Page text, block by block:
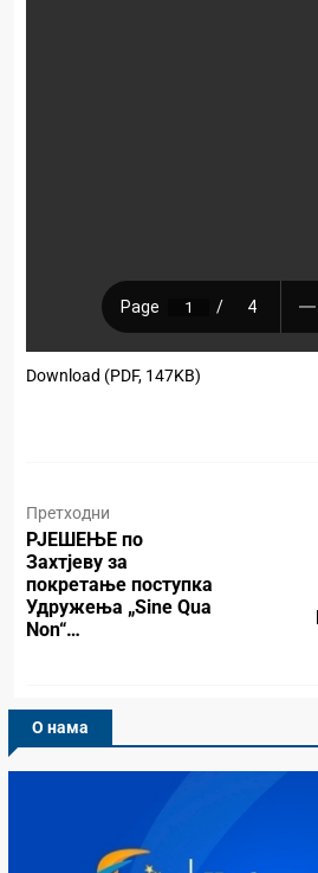
Download (PDF, 147KB)
Претходни
РЈЕШЕЊЕ по
Захтјеву за
покретање поступка
Удружења „Sine Qua
Non“…
О нама